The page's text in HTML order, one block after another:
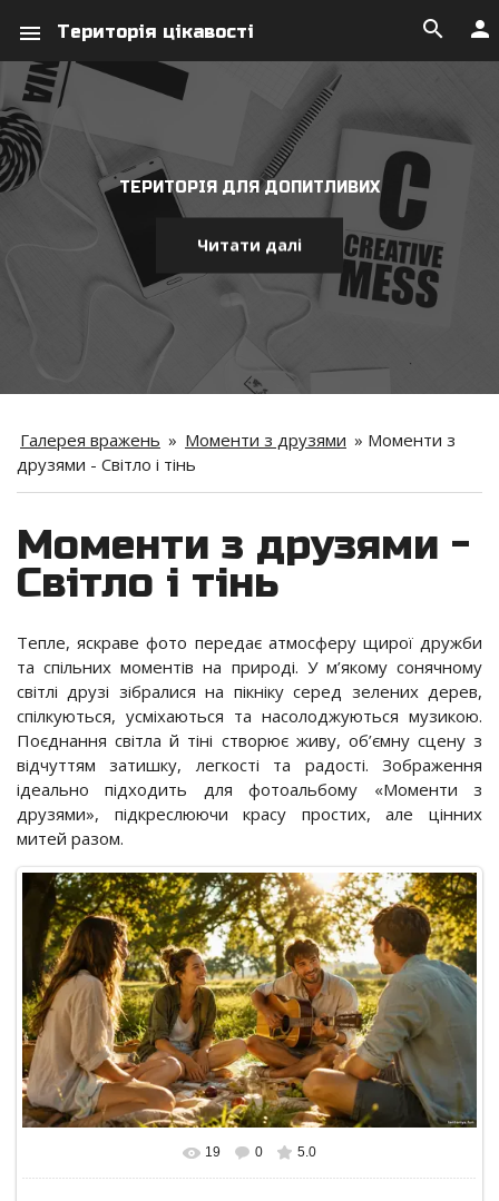
menu Територія цікавості person
search
ТЕРИТОРІЯ ДЛЯ ДОПИТЛИВИХ
Читати далі
Галерея вражень » Моменти з друзями » Моменти з
друзями - Світло і тінь
Моменти з друзями -
Світло і тінь
Тепле, яскраве фото передає атмосферу щирої дружби
та спільних моментів на природі. У м’якому сонячному
світлі друзі зібралися на пікніку серед зелених дерев,
спілкуються, усміхаються та насолоджуються музикою.
Поєднання світла й тіні створює живу, об’ємну сцену з
відчуттям затишку, легкості та радості. Зображення
ідеально підходить для фотоальбому «Моменти з
друзями», підкреслюючи красу простих, але цінних
митей разом.
У реальному розмірі 1600x900
19 0 5.0